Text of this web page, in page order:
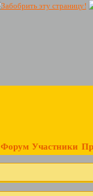
Форум Участники